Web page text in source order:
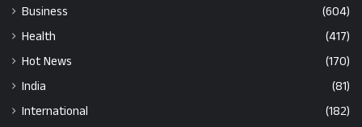
Business
(604)
Health
(417)
Hot News
(170)
India
(81)
International
(182)